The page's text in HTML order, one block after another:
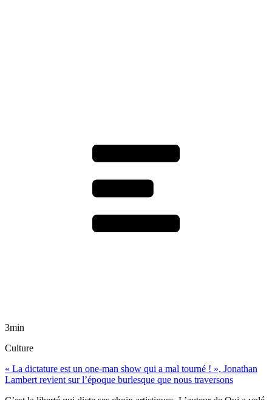
3min
Culture
« La dictature est un one-man show qui a mal tourné ! », Jonathan
Lambert revient sur l’époque burlesque que nous traversons